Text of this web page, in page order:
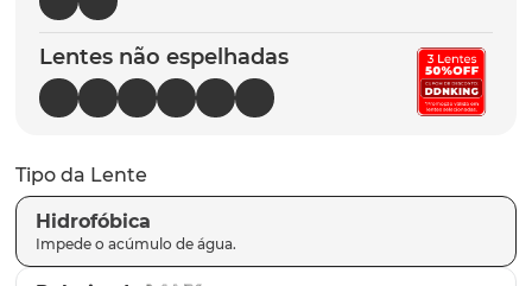
Lentes não espelhadas
Tipo da Lente
Hidrofóbica
7º gasket
8º parafusos
9º latch